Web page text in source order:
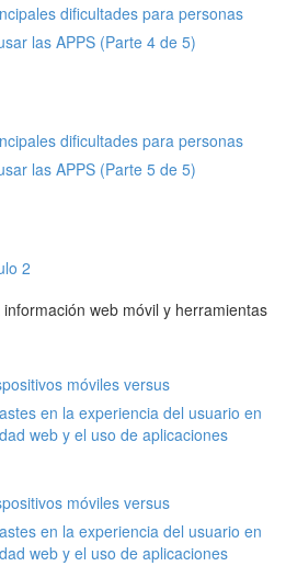
dificultades para personas
las APPS (Parte 4 de 5)
dificultades para personas
las APPS (Parte 5 de 5)
2
web móvil y herramientas
móviles versus
en la experiencia del usuario en
web y el uso de aplicaciones
móviles versus
en la experiencia del usuario en
web y el uso de aplicaciones